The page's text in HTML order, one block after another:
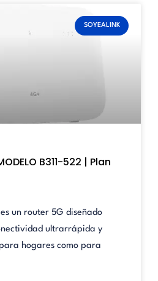
SOYEALINK
B311-522 | Plan
es un router 5G diseñado
ultrarrápida y
hogares como para